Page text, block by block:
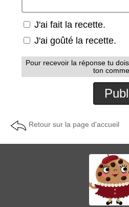
J'ai fait la recette.
J'ai goûté la recette.
Pour recevoir la réponse tu dois
ton
Retour sur la page d'accueil